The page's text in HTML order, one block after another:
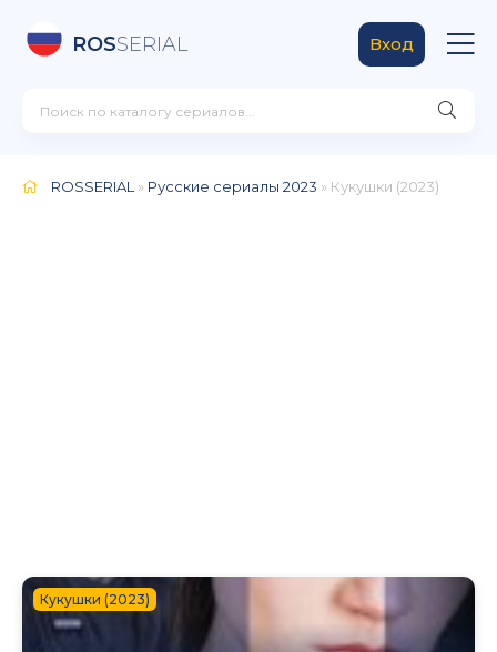
ROSSERIAL Вход
ROSSERIAL » Русские сериалы 2023 » Кукушки (2023)
Кукушки (2023)